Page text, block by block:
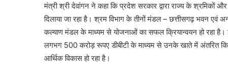
मंत्री श्री देवांगन ने कहा कि प्रदेश सरकार द्वारा राज्य के
दिलाया जा रहा है। श्रम विभाग के तीनों मंडल – छत्तीसगढ़ भवन एवं
कल्याण मंडल के माध्यम से योजनाओं का सफल क्रियान्वयन हो रहा है।
लगभग 500 करोड़ रूपए डीबीटी के माध्यम से उनके खाते में अंतरित
आर्थिक विकास हो रहा है।